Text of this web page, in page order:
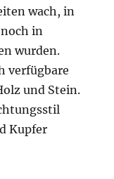
wach, in
in
wurden.
verfügbare
und Stein.
Kupfer